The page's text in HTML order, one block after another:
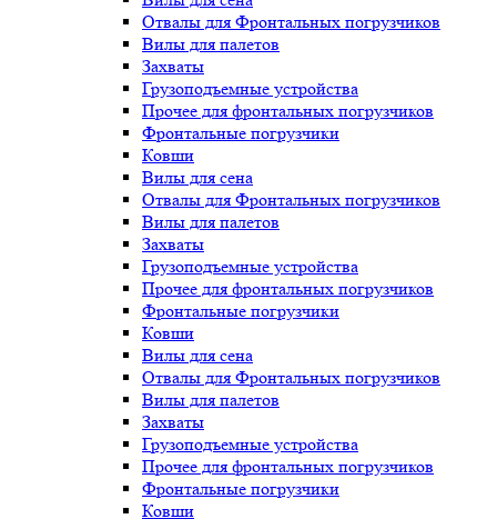
Отвалы для Фронтальных погрузчиков
Вилы для палетов
Захваты
Грузоподъемные устройства
Прочее для фронтальных погрузчиков
Фронтальные погрузчики
Ковши
Вилы для сена
Отвалы для Фронтальных погрузчиков
Вилы для палетов
Захваты
Грузоподъемные устройства
Прочее для фронтальных погрузчиков
Фронтальные погрузчики
Ковши
Вилы для сена
Отвалы для Фронтальных погрузчиков
Вилы для палетов
Захваты
Грузоподъемные устройства
Прочее для фронтальных погрузчиков
Фронтальные погрузчики
Ковши